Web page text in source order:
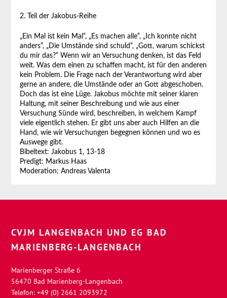
2. Teil der Jakobus-Reihe
„Ein Mal ist kein Mal“, „Es machen alle“, „Ich konnte nicht
anders“, „Die Umstände sind schuld“, „Gott, warum schickst
du mir das?“ Wenn wir an Versuchung denken, ist das Feld
weit. Was dem einen zu schaffen macht, ist für den anderen
kein Problem. Die Frage nach der Verantwortung wird aber
gerne an andere, die Umstände oder an Gott abgeschoben.
Doch das ist eine Lüge. Jakobus möchte mit seiner klaren
Haltung, mit seiner Beschreibung und wie aus einer
Versuchung Sünde wird, beschreiben, in welchem Kampf
viele eigentlich stehen. Er gibt uns aber auch Hilfen an die
Hand, wie wir Versuchungen begegnen können und wo es
Auswege gibt.
Bibeltext: Jakobus 1, 13-18
Predigt: Markus Haas
Moderation: Andreas Valenta
CVJM LANGENBACH UND EG BAD
MARIENBERG-LANGENBACH
Marienberger Straße 6
56470 Bad Marienberg-Langenbach
Telefon: +49 (0) 2661 2093972